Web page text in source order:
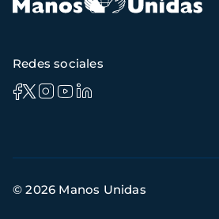
Redes sociales
de
© 2026 Manos Unidas